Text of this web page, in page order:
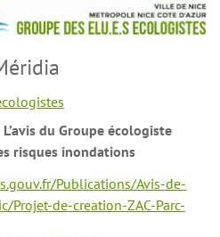
du Groupe écologiste
risques inondations
Publications/Avis-de-
de-creation-ZAC-Parc-